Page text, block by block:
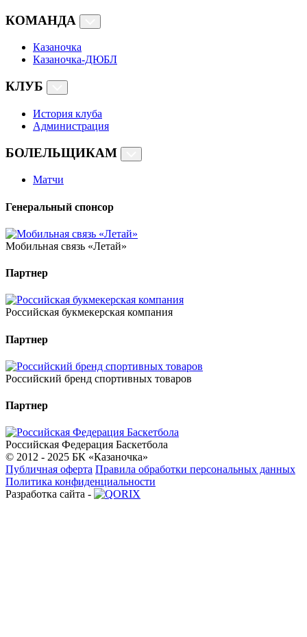
КОМАНДА
Казаночка
Казаночка-ДЮБЛ
КЛУБ
История клуба
Администрация
БОЛЕЛЬЩИКАМ
Матчи
Генеральный спонсор
Мобильная связь «Летай»
Партнер
Российская букмекерская компания
Партнер
Российский бренд спортивных товаров
Партнер
Российская Федерация Баскетбола
© 2012 - 2025 БК «Казаночка»
Публичная оферта Правила обработки персональных данных
Политика конфиденциальности
Разработка сайта -